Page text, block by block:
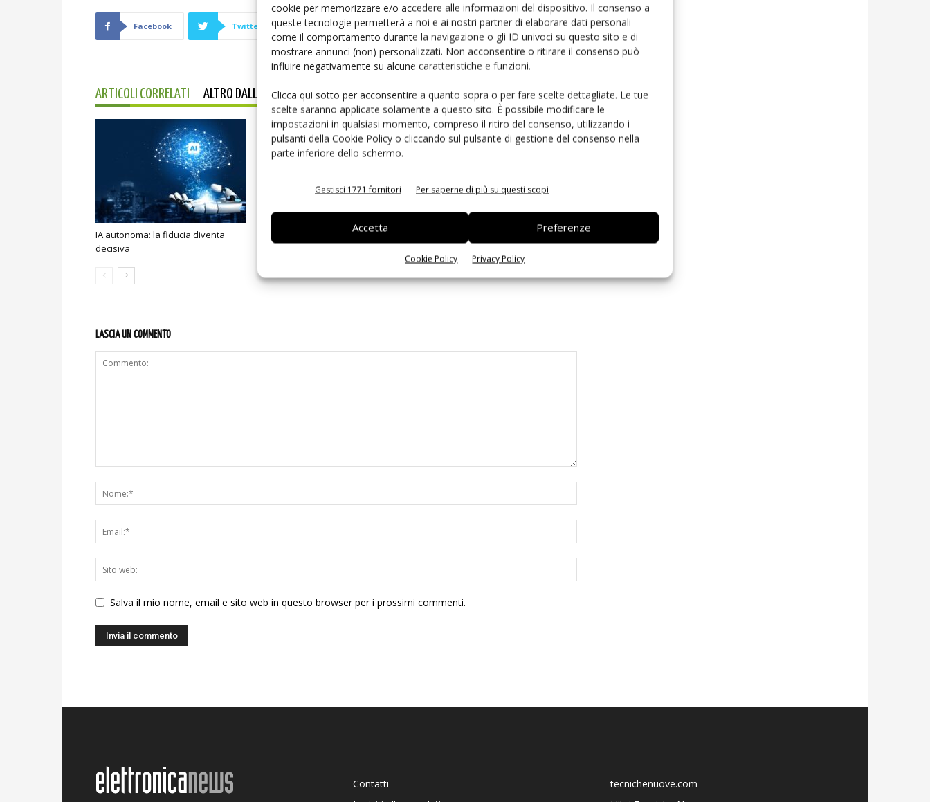
cookie per memorizzare e/o accedere alle informazioni del dispositivo. Il consenso a
queste tecnologie permetterà a noi e ai nostri partner di elaborare dati personali
come il comportamento durante la navigazione o gli ID univoci su questo sito e di
mostrare annunci (non) personalizzati. Non acconsentire o ritirare il consenso può
influire negativamente su alcune caratteristiche e funzioni.
Clicca qui sotto per acconsentire a quanto sopra o per fare scelte dettagliate. Le tue
scelte saranno applicate solamente a questo sito. È possibile modificare le
impostazioni in qualsiasi momento, compreso il ritiro del consenso, utilizzando i
pulsanti della Cookie Policy o cliccando sul pulsante di gestione del consenso nella
parte inferiore dello schermo.
Gestisci 1771 fornitori Per saperne di più su questi scopi
Accetta Preferenze
Cookie Policy Privacy Policy
Facebook Twitter Linkedin Pinterest
ARTICOLI CORRELATI ALTRO DALL'AUTORE
IA autonoma: la fiducia diventa
decisiva
Smart home: la sfida passa da
Siemens e NVIDIA insieme sull’IA
LASCIA UN COMMENTO
Salva il mio nome, email e sito web in questo browser per i prossimi commenti.
Contatti
tecnichenuove.com